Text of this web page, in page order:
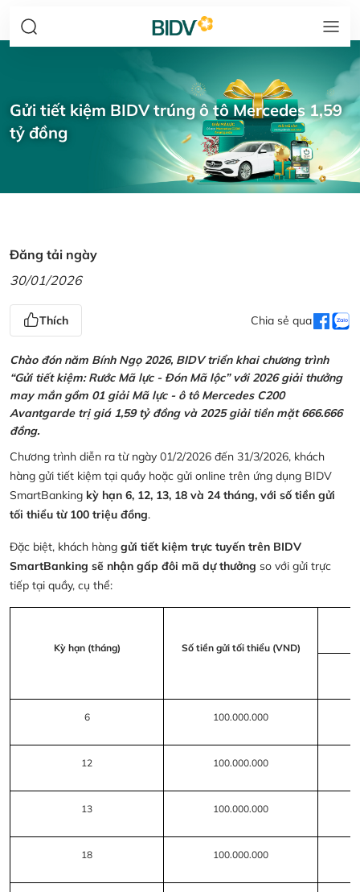
Gửi tiết kiệm BIDV trúng ô tô Mercedes 1,59
tỷ đồng
Đăng tải ngày
30/01/2026
Thích Chia sẻ qua
Chào đón năm Bính Ngọ 2026, BIDV triển khai chương trình
“Gửi tiết kiệm: Rước Mã lực - Đón Mã lộc” với 2026 giải thưởng
may mắn gồm 01 giải Mã lực - ô tô Mercedes C200
Avantgarde trị giá 1,59 tỷ đồng và 2025 giải tiền mặt 666.666
đồng.
Chương trình diễn ra từ ngày 01/2/2026 đến 31/3/2026, khách
hàng gửi tiết kiệm tại quầy hoặc gửi online trên ứng dụng BIDV
SmartBanking kỳ hạn 6, 12, 13, 18 và 24 tháng, với số tiền gửi
tối thiểu từ 100 triệu đồng.
Đặc biệt, khách hàng gửi tiết kiệm trực tuyến trên BIDV
SmartBanking sẽ nhận gấp đôi mã dự thưởng so với gửi trực
tiếp tại quầy, cụ thể:
Kỳ hạn (tháng) Số tiền gửi tối thiểu (VND)
6 100.000.000
12 100.000.000
13 100.000.000
18 100.000.000